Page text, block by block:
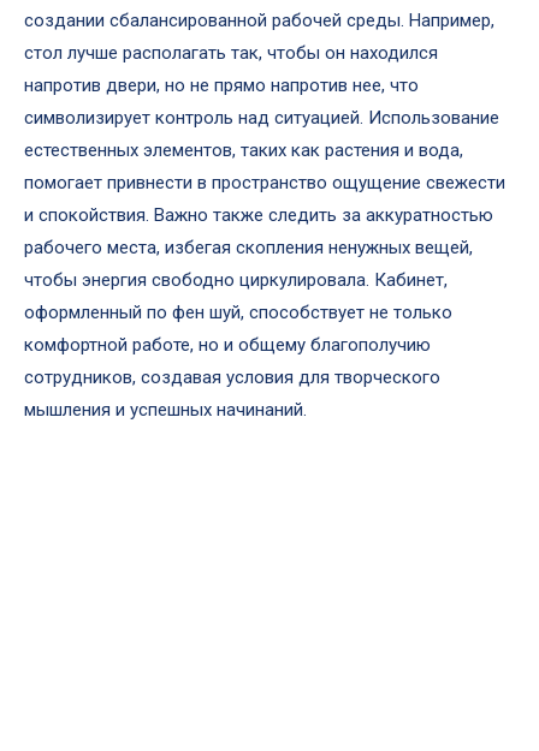
создании сбалансированной рабочей среды. Например,
стол лучше располагать так, чтобы он находился
напротив двери, но не прямо напротив нее, что
символизирует контроль над ситуацией. Использование
естественных элементов, таких как растения и вода,
помогает привнести в пространство ощущение свежести
и спокойствия. Важно также следить за аккуратностью
рабочего места, избегая скопления ненужных вещей,
чтобы энергия свободно циркулировала. Кабинет,
оформленный по фен шуй, способствует не только
комфортной работе, но и общему благополучию
сотрудников, создавая условия для творческого
мышления и успешных начинаний.